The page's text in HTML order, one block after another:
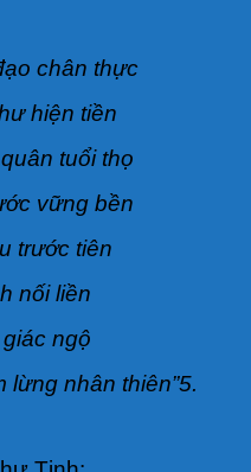
chân thực
hiện tiền
tuổi thọ
vững bền
trước tiên
nối liền
ngộ
nhân thiên”5.